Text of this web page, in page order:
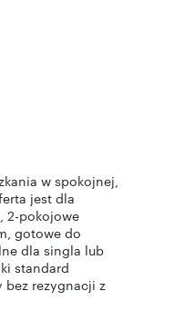
w spokojnej,
jest dla
2-pokojowe
gotowe do
dla singla lub
standard
bez rezygnacji z